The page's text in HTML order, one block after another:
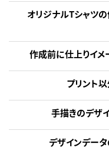
オリジナルTシャツ
作成前に仕上りイメ
プリント
手描きのデザ
デザインデー